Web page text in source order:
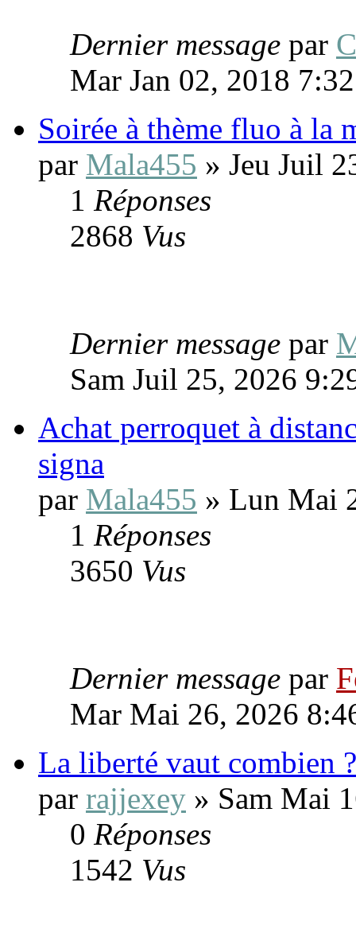
Dernier message par
Mar Jan 02, 2018
Soirée à thème fluo à la
par Mala455 » Jeu Juil
1 Réponses
2868 Vus
Dernier message par
Sam Juil 25, 2026
Achat perroquet à
signa
par Mala455 » Lun Mai
1 Réponses
3650 Vus
Dernier message par
Mar Mai 26, 2026
La liberté vaut combien ?
par rajjexey » Sam Mai
0 Réponses
1542 Vus